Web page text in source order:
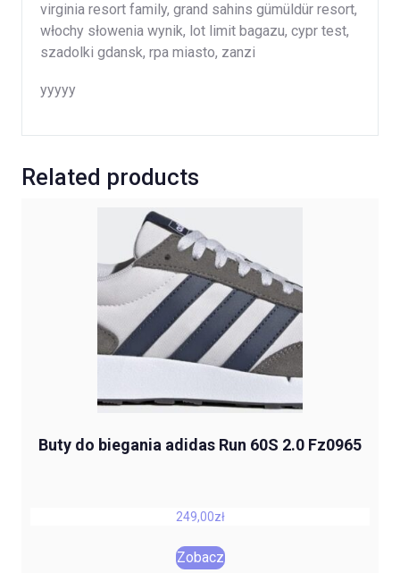
virginia resort family, grand sahins gümüldür resort,
włochy słowenia wynik, lot limit bagazu, cypr test,
szadolki gdansk, rpa miasto, zanzi
yyyyy
Related products
Buty do biegania adidas Run 60S 2.0 Fz0965
249,00zł
Zobacz